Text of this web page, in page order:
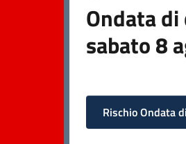
Ondata
sabato 8
Rischio Ondata